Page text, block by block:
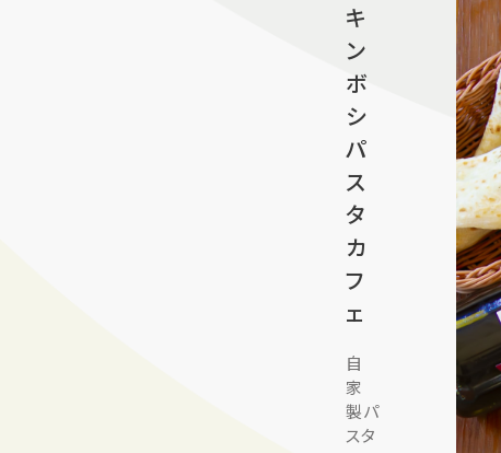
キ
ン
ボ
シ
パ
ス
タ
カ
フ
ェ
自
家
製パ
スタ